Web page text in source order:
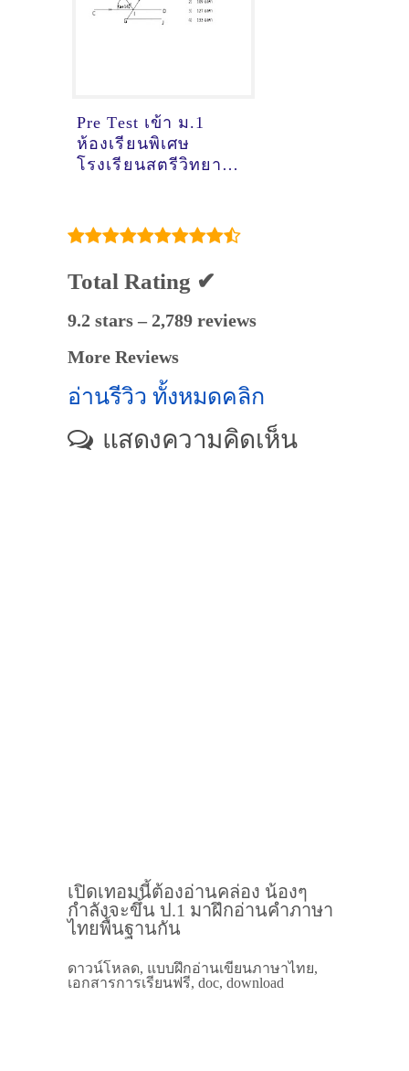
Pre Test เข้า ม.1
ห้องเรียนพิเศษ
โรงเรียนสตรีวิทยา ปี
Total Rating ✔
9.2 stars – 2,789 reviews
More Reviews
อ่านรีวิว ทั้งหมดคลิก
แสดงความคิดเห็น
เปิดเทอมนี้ต้องอ่านคล่อง น้องๆ
กำลังจะขึ้น ป.1 มาฝึกอ่านคำภาษา
ไทยพื้นฐานกัน
ดาวน์โหลด, แบบฝึกอ่านเขียนภาษาไทย,
เอกสารการเรียนฟรี, doc, download